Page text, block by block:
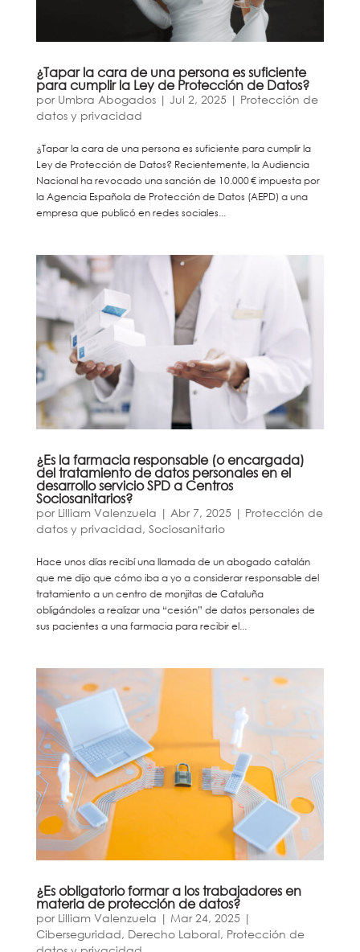
¿Tapar la cara de una persona es suficiente
para cumplir la Ley de Protección de Datos?
por Umbra Abogados| Jul 2, 2025 | Protección de
datos y privacidad
¿Tapar la cara de una persona es suficiente para cumplir la
Ley de Protección de Datos? Recientemente, la Audiencia
Nacional ha revocado una sanción de 10.000 € impuesta por
la Agencia Española de Protección de Datos (AEPD) a una
empresa que publicó en redes sociales...
¿Es la farmacia responsable (o encargada)
del tratamiento de datos personales en el
desarrollo servicio SPD a Centros
Sociosanitarios?
por Lilliam Valenzuela | Abr 7, 2025 | Protección de
datos y privacidad, Sociosanitario
Hace unos días recibí una llamada de un abogado catalán
que me dijo que cómo iba a yo a considerar responsable del
tratamiento a un centro de monjitas de Cataluña
obligándoles a realizar una “cesión” de datos personales de
sus pacientes a una farmacia para recibir el...
¿Es obligatorio formar a los trabajadores en
materia de protección de datos?
por Lilliam Valenzuela | Mar 24, 2025 |
Ciberseguridad, Derecho Laboral, Protección de